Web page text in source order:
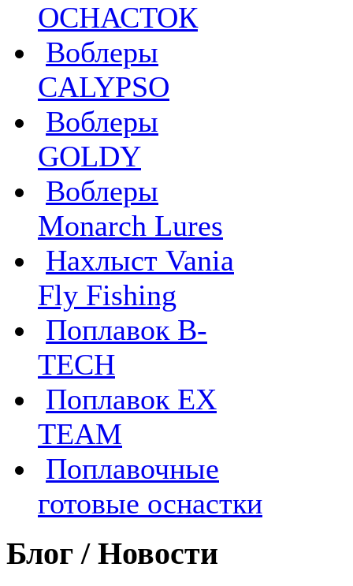
ОСНАСТОК
Воблеры
CALYPSO
Воблеры
GOLDY
Воблеры
Monarch Lures
Нахлыст Vania
Fly Fishing
Поплавок B-
TECH
Поплавок EX
TEAM
Поплавочные
готовые оснастки
Блог / Новости